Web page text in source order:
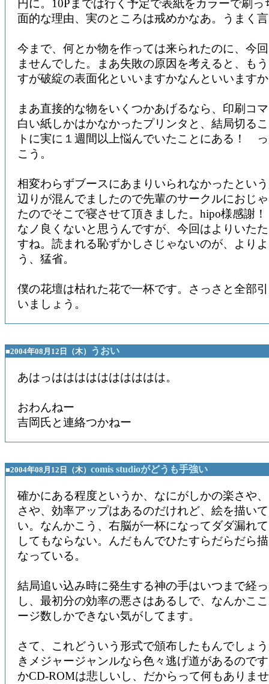
円に。10Pまでは行く予定で表紙をカラーで刷っ
面的な理由、実のところは戒めかなあ。うまく
今まで、何とか物を作っては来られたのに、今
ませんでした。まあ失敗の原因を考えると、も
すが破綻の表面化といいますかなんといいます
まあ直接的な物をいくつかあげるなら、印刷コ
白い紙しかはかなかったプリンタと、結局切る
トに実に１週間以上悩んでいたことにある！
こう。
相変わらずブースにあまりいられなかったとい
辺りが混んでましたので先輩のサークルにおじ
たのでそこで寝させて頂きました。hipo様感謝
なノ良くないと思うんですが、今回はよりいた
すね。読まれる恥ずかしさじゃないのが、より
う、猛省。
僕の花壇は枯れた花で一杯です。さっさと全部
いましょう。
■2004年08月12日（木） うおい
あはっはははははははははは。
おわんねー
吉岡氏と連絡つかねー
■2004年08月12日（木） comis studioがどうも手強い
確かにある程度というか、なにがしかの楽さや
さや、効率アップはあるのだけれど、絵を描い
い。なんかこう、右脳が一杯になってダダ漏れ
してもならない。んだもんでひたすらだらだら
なっている。
結局追い込み時に発生する神の手はいつまで経
し、最初分の効率の悪さはあるしで、なんかこ
ージ数しかできない気がしてます。
さて、これどういう形式で頒布したもんでしょ
きメジャージャンルなら色々逃げ道があるので
かCD-ROMは悲しいし、だからって何もありま